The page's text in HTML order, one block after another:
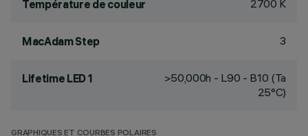
Température de couleur 2700 K
MacAdam Step 3
Lifetime LED 1
>50,000h - L90 - B10 (Ta
25°C)
GRAPHIQUES ET COURBES POLAIRES